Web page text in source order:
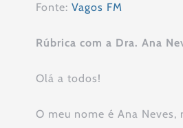
Fonte: Vagos FM
Rúbrica com a Dra. Ana
Olá a todos!
O meu nome é Ana